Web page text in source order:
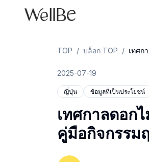
TOP / บล็อก TOP / เทศก
2025-07-19
ญี่ปุ่น ข้อมูลที่เป็นประโยชน์
เทศกาลดอก
คู่มือกิจกรรม